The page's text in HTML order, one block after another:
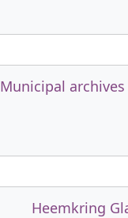
Municipal archives
Heemkring